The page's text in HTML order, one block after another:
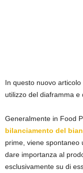
In questo nuovo
utilizzo del diaframma e
Generalmente in Food
bilanciamento del
prime, viene spontaneo
dare importanza al
esclusivamente su di